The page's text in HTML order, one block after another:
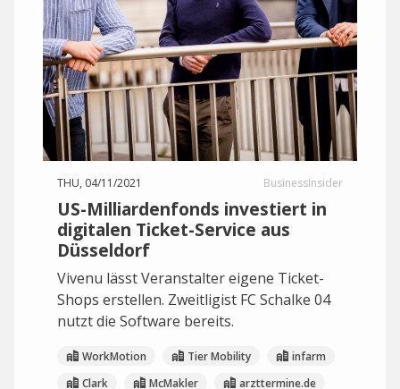
THU, 04/11/2021 BusinessInsider
US-Milliardenfonds investiert in
digitalen Ticket-Service aus
Düsseldorf
Vivenu lässt Veranstalter eigene Ticket-
Shops erstellen. Zweitligist FC Schalke 04
nutzt die Software bereits.
WorkMotion Tier Mobility
infarm
Clark
McMakler
arzttermine.de